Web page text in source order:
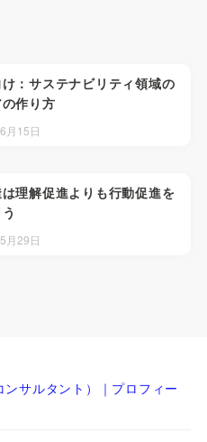
：サステナビリティ領域の
作り方
月15日
理解促進よりも行動促進を
月29日
サルタント）｜プロフィー